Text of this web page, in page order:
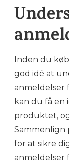
Inden du
god idé at
anmeldelser
kan du få en
produktet,
Sammenlign
for at sikre
anmeldelser